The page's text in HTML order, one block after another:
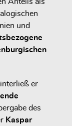
und
er
des
Kaspar